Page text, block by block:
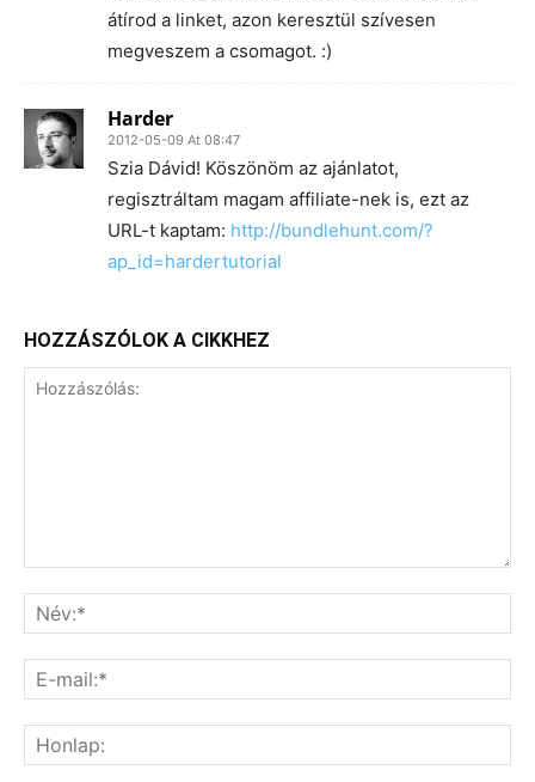
átírod a linket, azon keresztül szívesen
megveszem a csomagot. :)
Harder
2012-05-09 At 08:47
Szia Dávid! Köszönöm az ajánlatot,
regisztráltam magam affiliate-nek is, ezt az
URL-t kaptam: http://bundlehunt.com/?
ap_id=hardertutorial
HOZZÁSZÓLOK A CIKKHEZ